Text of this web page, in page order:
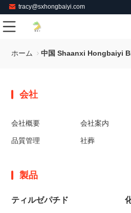
tracy@sxhongbaiyi.com
ホーム 中国 Shaanxi Hongbaiyi
会社
会社概要 会社案内
品質管理 社葬
製品
ティルゼパチド